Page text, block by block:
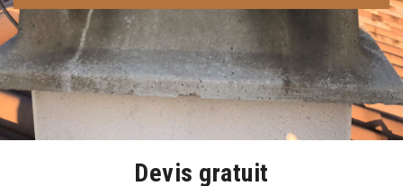
Devis gratuit